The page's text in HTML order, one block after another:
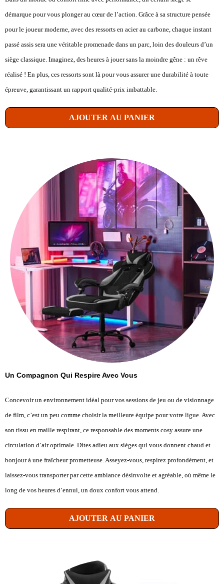
démarque pour vous plonger au cœur de l’action. Grâce à sa structure pensée
pour le joueur moderne, avec des ressorts en acier au carbone, chaque instant
passé assis sera une véritable promenade dans un parc, loin des douleurs d’un
siège classique. Imaginez, des heures à jouer sans la moindre gêne : un rêve
réalisé ! En plus, ces ressorts sont là pour vous assurer une durabilité à toute
épreuve, garantissant un rapport qualité-prix imbattable.
AJOUTER AU PANIER
Un Compagnon Qui Respire Avec Vous
Concevoir un environnement idéal pour vos sessions de jeu ou de visionnage
de film, c’est un peu comme choisir la meilleure équipe pour votre ligue. Avec
son tissu en maille respirant, ce responsable des moments cosy assure une
circulation d’air optimale. Dites adieu aux sièges qui vous donnent chaud et
bonjour à une fraîcheur prometteuse. Asseyez-vous, respirez profondément, et
laissez-vous transporter par cette ambiance désinvolte et agréable, où même le
long de vos heures d’ennui, un doux confort vous attend.
AJOUTER AU PANIER